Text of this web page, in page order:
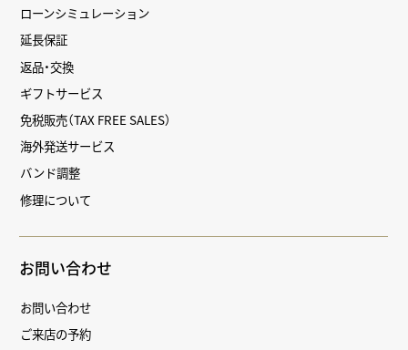
ローンシミュレーション
延長保証
返品・交換
ギフトサービス
免税販売（TAX FREE SALES）
海外発送サービス
バンド調整
修理について
お問い合わせ
お問い合わせ
ご来店の予約